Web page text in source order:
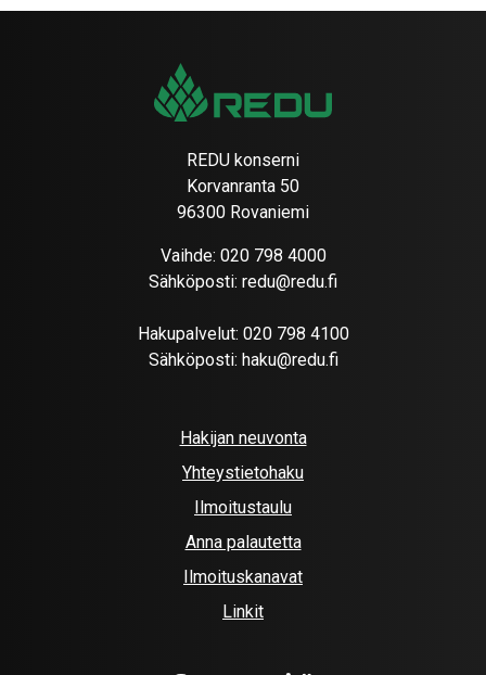
REDU konserni
Korvanranta 50
96300 Rovaniemi
Vaihde: 020 798 4000
Sähköposti: redu@redu.fi
Hakupalvelut: 020 798 4100
Sähköposti: haku@redu.fi
Hakijan neuvonta
Yhteystietohaku
Ilmoitustaulu
Anna palautetta
Ilmoituskanavat
Linkit